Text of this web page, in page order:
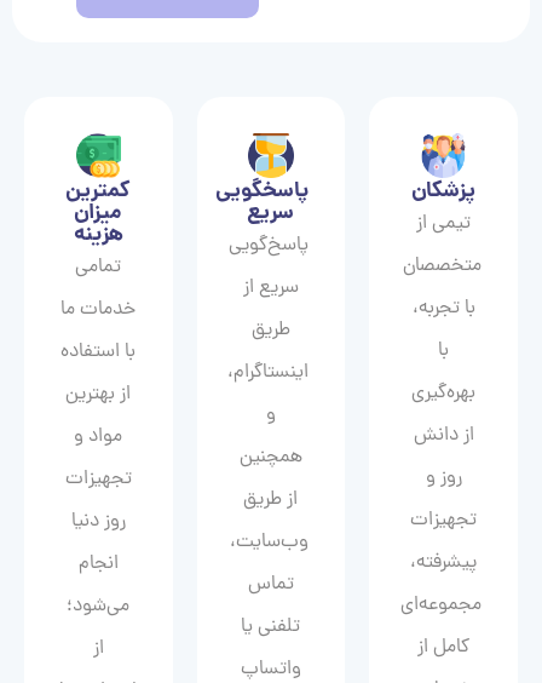
پزشکان
تیمی از
متخصصان
با تجربه،
با
بهره‌گیری
از دانش
روز و
تجهیزات
پیشرفته،
مجموعه‌ای
کامل از
پاسخگویی
سریع
پاسخ‌گویی
سریع از
طریق
اینستاگرام،
و
همچنین
از طریق
وب‌سایت،
تماس
تلفنی یا
واتساپ
کمترین
میزان
هزینه
تمامی
خدمات ما
با استفاده
از بهترین
مواد و
تجهیزات
روز دنیا
انجام
می‌شود؛
از